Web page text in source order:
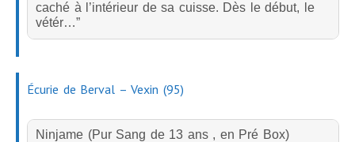
Massages pour chevaux
Animaux de compagnie
Tarifs animaux de compagnie
caché à l’intérieur de sa cuisse. Dès le début, le
vétér…”
Écurie de Berval – Vexin (95)
Ninjame (Pur Sang de 13 ans , en Pré Box)